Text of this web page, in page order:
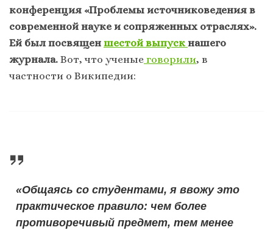
конференция «Проблемы источниковедения в
современной науке и сопряженных отраслях».
Ей был посвящен шестой выпуск нашего
журнала. Вот, что ученые говорили, в
частности о Википедии:
«Общаясь со студентами, я ввожу это
практическое правило: чем более
противоречивый предмет, тем менее